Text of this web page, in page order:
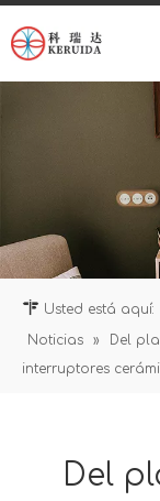
Usted está aquí:
Noticias
»
Del
interruptores
Del